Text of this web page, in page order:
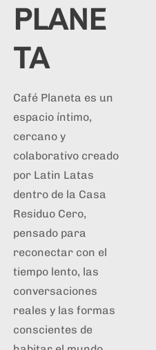
PLANE
TA
Café Planeta es un
espacio íntimo,
cercano y
colaborativo creado
por Latin Latas
dentro de la Casa
Residuo Cero,
pensado para
reconectar con el
tiempo lento, las
conversaciones
reales y las formas
conscientes de